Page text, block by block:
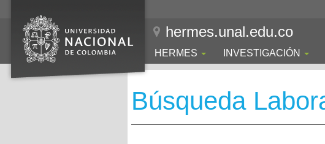
hermes.unal.edu.co
HERMES INVESTIGACIÓN
Búsqueda